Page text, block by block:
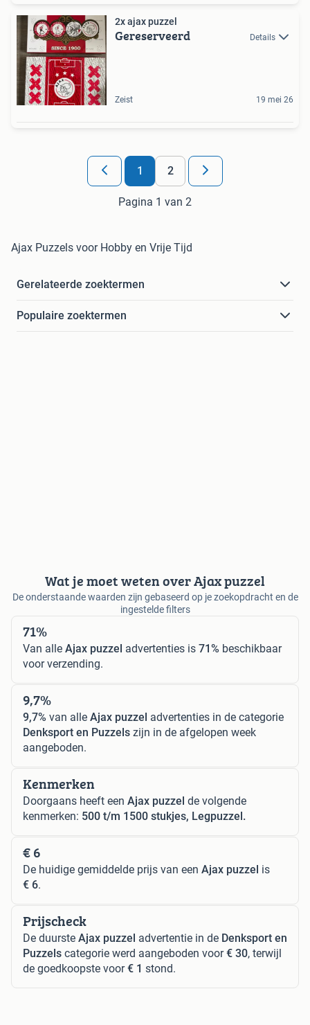
2x ajax puzzel
Gereserveerd Details
Zeist 19 mei 26
1 2
Pagina 1 van 2
Ajax Puzzels voor Hobby en Vrije Tijd
Gerelateerde zoektermen
Populaire zoektermen
Wat je moet weten over Ajax puzzel
De onderstaande waarden zijn gebaseerd op je zoekopdracht en de
ingestelde filters
71%
Van alle Ajax puzzel advertenties is 71% beschikbaar
voor verzending.
9,7%
9,7% van alle Ajax puzzel advertenties in de categorie
Denksport en Puzzels zijn in de afgelopen week
aangeboden.
Kenmerken
Doorgaans heeft een Ajax puzzel de volgende
kenmerken: 500 t/m 1500 stukjes, Legpuzzel.
€ 6
De huidige gemiddelde prijs van een Ajax puzzel is
€ 6.
Prijscheck
De duurste Ajax puzzel advertentie in de Denksport en
Puzzels categorie werd aangeboden voor€ 30, terwijl
de goedkoopste voor€ 1 stond.